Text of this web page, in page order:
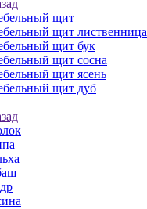
щит
щит лиственница
щит бук
щит сосна
щит ясень
щит дуб